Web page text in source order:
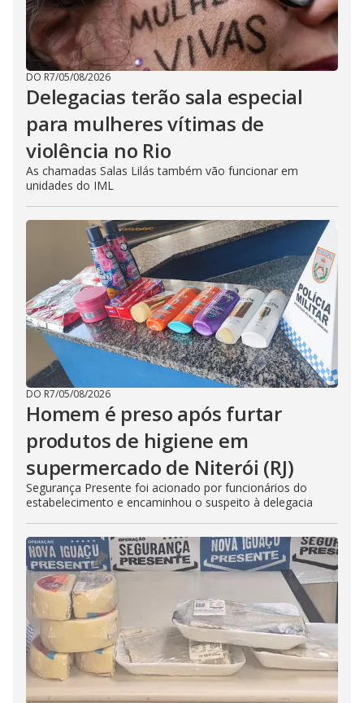
DO R7/05/08/2026
Delegacias terão sala especial
para mulheres vítimas de
violência no Rio
As chamadas Salas Lilás também vão funcionar em
unidades do IML
DO R7/05/08/2026
Homem é preso após furtar
produtos de higiene em
supermercado de Niterói (RJ)
Segurança Presente foi acionado por funcionários do
estabelecimento e encaminhou o suspeito à delegacia